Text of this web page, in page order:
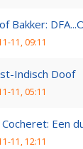
Bakker:
11, 09:11
Indisch Doof
11, 05:11
Cocheret: Een
11, 12:11